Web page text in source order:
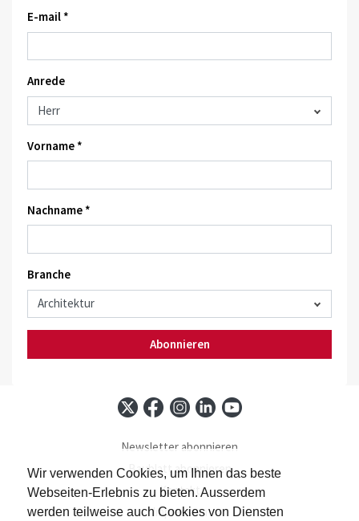
Wir verwenden Cookies, um Ihnen das beste
Webseiten-Erlebnis zu bieten. Ausserdem
werden teilweise auch Cookies von Diensten
E-mail *
Anrede
Vorname *
Nachname *
Branche
Abonnieren
Newsletter abonnieren
Baublatt abonnieren
Kontakt
Impressum